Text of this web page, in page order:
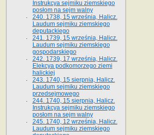
Instrukcya sejmiku ziemskiego
posłom na sejm walny
240. 1738, 15 września, Halicz.
Laudum sejmiku ziemskiego
deputackiego
241. 1739, 15 września, Halicz.
Laudum sejmiku ziemskiego
gospodarskiego
242. 1739, 17 września, Halicz.
Elekcya podkomorzego ziemi
halickiej
243. 1740, 15 sierpnia, Halicz.
Laudum sejmiku ziemskiego
przedsejmowego
244. 1740, 15 sierpnia, Halicz.
Instrukcya sejmiku ziemskiego
posłom na sejm walny
245. 1740, 12 września, Halicz.
Laudum sejmiku ziemskiego